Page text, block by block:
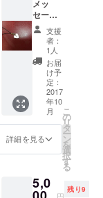
背中に
プリン
ト予
定。 手
に入る
のは、
このリ
ターン
と当日
会場の
み。 サ
イズは
S、M、
L、LLの
は黒一
色。
メッ
セージ
＋ ■鬼
阿弥と
のコラ
ボ
チャー
ム(イベ
ント限
定モデ
ル)＋ ■
ライブ
イベン
トポス
ター(サ
し) 横道
坊主
支援
者：
1人
お届
け予
定：
2017
年10
月
詳細を見る
こ
の
リ
タ
ー
ン
を
選
択
す
る
5,0
円
残り9